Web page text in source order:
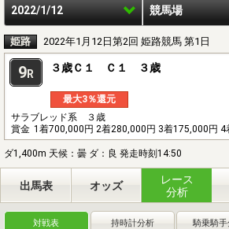
2022/1/12 競馬場
姫路 2022年1月12日第2回 姫路競馬 第1日
9R ３歳Ｃ１ Ｃ１ ３歳
最大3％還元
サラブレッド系 ３歳
賞金 1着700,000円 2着280,000円 3着175,000円
ダ1,400m 天候：曇 ダ：良 発走時刻14:50
出馬表 オッズ
レース
分析
対戦表 持時計分析 騎乗騎手